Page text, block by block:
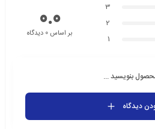
3
2
1
0.0بر اساس 0 دیدگاه
بنویسید ...
دیدگاه